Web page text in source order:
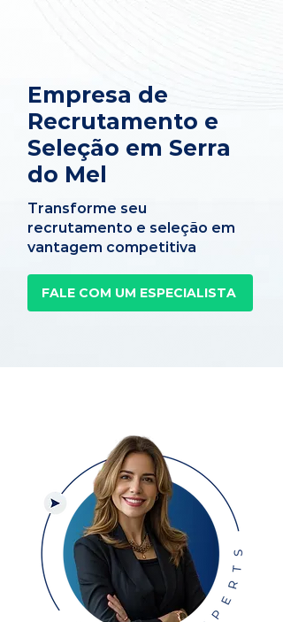
Empresa de
Recrutamento e
Seleção em Serra
do Mel
Transforme seu
recrutamento e seleção em
vantagem competitiva
FALE COM UM ESPECIALISTA